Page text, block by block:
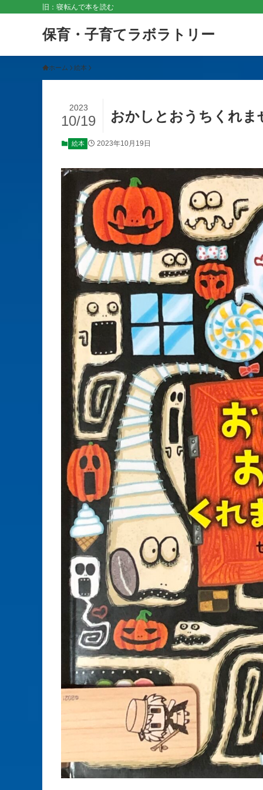
旧：寝転んで本を読む
保育・子育てラボラトリー
ホーム 絵本
おかしとおうちくれま
2023
10/19
絵本 2023年10月19日